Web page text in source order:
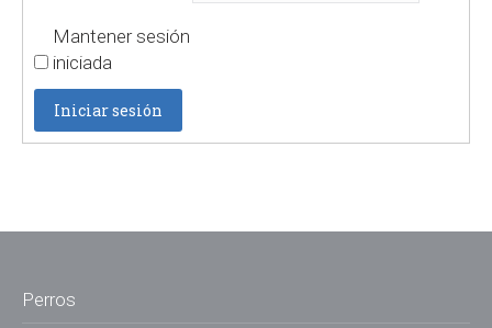
Mantener sesión
iniciada
Iniciar sesión
Perros